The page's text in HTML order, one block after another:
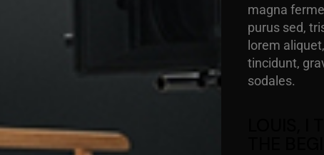
magna
purus sed,
lorem
tincidunt,
sodales.